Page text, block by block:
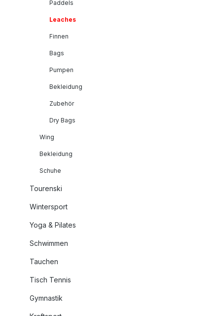
Paddels
Leaches
Finnen
Bags
Pumpen
Bekleidung
Zubehör
Dry Bags
Wing
Bekleidung
Schuhe
Tourenski
Wintersport
Yoga & Pilates
Schwimmen
Tauchen
Tisch Tennis
Gymnastik